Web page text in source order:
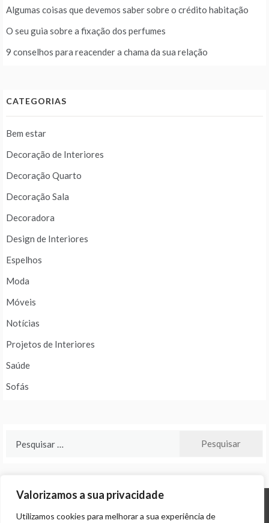
Valorizamos a sua privacidade
Utilizamos cookies para melhorar a sua experiência de
Algumas coisas que devemos saber sobre o crédito habitação
O seu guia sobre a fixação dos perfumes
9 conselhos para reacender a chama da sua relação
CATEGORIAS
Bem estar
Decoração de Interiores
Decoração Quarto
Decoração Sala
Decoradora
Design de Interiores
Espelhos
Moda
Móveis
Notícias
Projetos de Interiores
Saúde
Sofás
© ALL RIGHTS RESERVED 2024 THEME: PROMOS BYTEMPLATE SELL